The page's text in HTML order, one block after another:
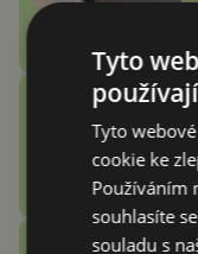
Zobrazit další
Tyto
Tyto
cookie ke
Používáním
souhlasíte
souladu s